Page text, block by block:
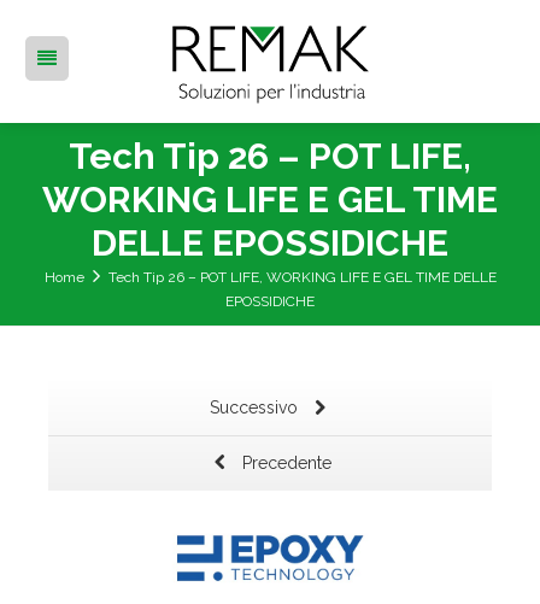
Tech Tip 26 – POT LIFE,
WORKING LIFE E GEL TIME
DELLE EPOSSIDICHE
Home
Tech Tip 26 – POT LIFE, WORKING LIFE E GEL TIME DELLE
EPOSSIDICHE
Successivo
Precedente